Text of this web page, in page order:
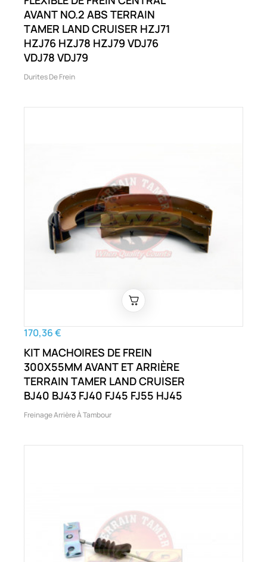
AVANT NO.2 ABS TERRAIN
TAMER LAND CRUISER HZJ71
HZJ76 HZJ78 HZJ79 VDJ76
VDJ78 VDJ79
Durites De Frein
170,36 €
KIT MACHOIRES DE FREIN
300X55MM AVANT ET ARRIÈRE
TERRAIN TAMER LAND CRUISER
BJ40 BJ43 FJ40 FJ45 FJ55 HJ45
Freinage Arrière À Tambour